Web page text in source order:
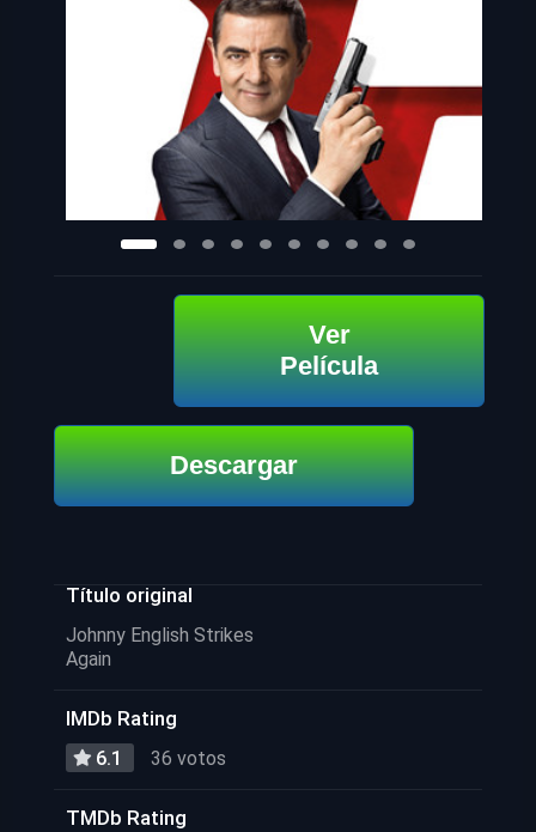
Ver
Película
Descargar
Título original
Johnny English Strikes
Again
IMDb Rating
6.1 36 votos
TMDb Rating